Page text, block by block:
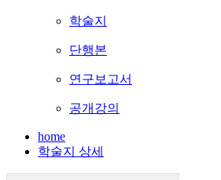
학술지
단행본
연구보고서
공개강의
home
학술지 상세